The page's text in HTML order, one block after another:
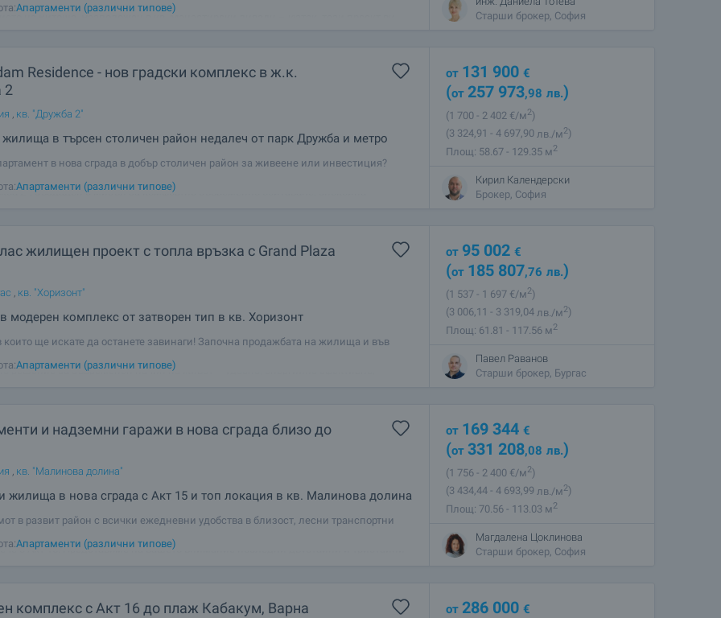
– дом, където динамичният градски начин на живот среща красотата и
на Витоша. Разположен в кв. Манастирски ливади – Изток, този проект ви
Апартаменти (различни типове)
Старши брокер, София
Residence - нов градски комплекс в ж.к.
2
, кв. "Дружба 2"
в търсен столичен район недалеч от парк Дружба и метро
в нова сграда в добър столичен район за живеене или инвестиция?
2“, създаден с мисъл за комфортно съвременно обитаване, спокойна
Апартаменти (различни типове)
от 131 900 €
(от 257 973,98 лв.)
(1 700 - 2 402 €/м2)
(3 324,91 - 4 697,90 лв./м2)
Площ: 58.67 - 129.35 м2
Кирил Календерски
Брокер, София
жилищен проект с топла връзка с Grand Plaza
, кв. "Хоризонт"
модерен комплекс от затворен тип в кв. Хоризонт
ще искате да останете завинаги! Започна продажбата на жилища и във
решение за съвременен начин на живот – удобно, енергийно ефективно,
Апартаменти (различни типове)
от 95 002 €
(от 185 807,76 лв.)
(1 537 - 1 697 €/м2)
(3 006,11 - 3 319,04 лв./м2)
Площ: 61.81 - 117.56 м2
Павел Раванов
Старши брокер, Бургас
и надземни гаражи в нова сграда близо до
, кв. "Малинова долина"
жилища в нова сграда с Акт 15 и топ локация в кв. Малинова долина
в развит район с всички ежедневни удобства в близост, лесни транспортни
с Акт 15! Представяме на вашето внимание последни двустайни и тристайни
Апартаменти (различни типове)
от 169 344 €
(от 331 208,08 лв.)
(1 756 - 2 400 €/м2)
(3 434,44 - 4 693,99 лв./м2)
Площ: 70.56 - 113.03 м2
Магдалена Цоклинова
Старши брокер, София
комплекс с Акт 16 до плаж Кабакум, Варна от 286 000 €